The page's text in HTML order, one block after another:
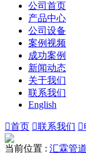
公司首页
产品中心
公司设备
案例视频
成功案例
新闻动态
关于我们
联系我们
English
首页 联系我们 
当前位置 : 汇霖管道